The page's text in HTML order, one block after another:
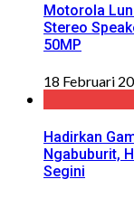
Motorola
Stereo
50MP
18 Februari
Hadirkan
Ngabuburit,
Segini